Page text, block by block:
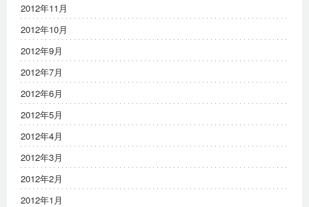
2012年11月
2012年10月
2012年9月
2012年7月
2012年6月
2012年5月
2012年4月
2012年3月
2012年2月
2012年1月